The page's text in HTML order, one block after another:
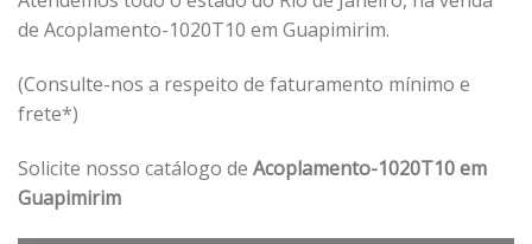
de Acoplamento-1020T10 em Guapimirim.
(Consulte-nos a respeito de faturamento mínimo e
frete*)
Solicite nosso catálogo de Acoplamento-1020T10 em
Guapimirim